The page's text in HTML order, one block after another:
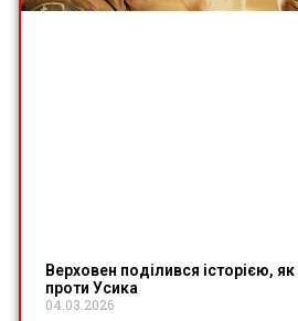
Верховен поділився історією,
проти Усика
04.03.2026